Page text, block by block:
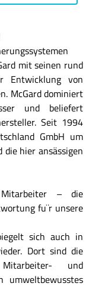
mit seinen rund
Entwicklung von
McGard dominiert
und beliefert
Seit 1994
GmbH um
hier ansässigen
Mitarbeiter – die
fu¨r unsere
sich auch in
Dort sind die
und
umweltbewusstes